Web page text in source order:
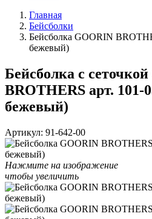
Главная
Бейсболки
Бейсболка GOORIN
бежевый)
Бейсболка с
BROTHERS арт. 101-
бежевый)
Артикул: 91-642-00
Нажмите на изображение
чтобы увеличить